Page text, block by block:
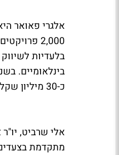
אלגרי פאואר
2,000
כ-30 מיליון שקל, וצפי הכנסות ל-2025 של 60-70 מיליון שקל.
אלי שרביט,
מתקדמת